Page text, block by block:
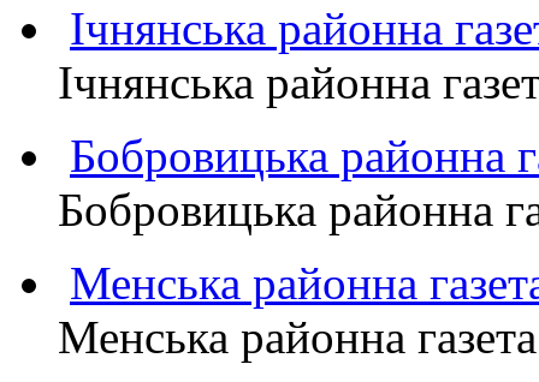
Ічнянська районна
Ічнянська районна
Бобровицька
Бобровицька
Менська районна
Менська районна